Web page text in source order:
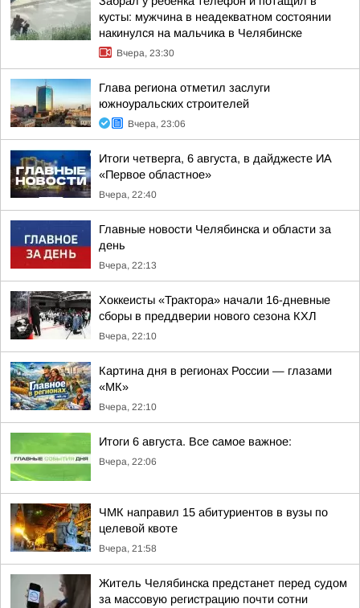
кусты: мужчина в неадекватном состоянии
накинулся на мальчика в Челябинске
Вчера, 23:30
Глава региона отметил заслуги
южноуральских строителей
Вчера, 23:06
Итоги четверга, 6 августа, в дайджесте ИА
«Первое областное»
Вчера, 22:40
Главные новости Челябинска и области за
день
Вчера, 22:13
Хоккеисты «Трактора» начали 16-дневные
сборы в преддверии нового сезона КХЛ
Вчера, 22:10
Картина дня в регионах России — глазами
«МК»
Вчера, 22:10
Итоги 6 августа. Все самое важное:
Вчера, 22:06
ЧМК направил 15 абитуриентов в вузы по
целевой квоте
Вчера, 21:58
Житель Челябинска предстанет перед судом
за массовую регистрацию почти сотни